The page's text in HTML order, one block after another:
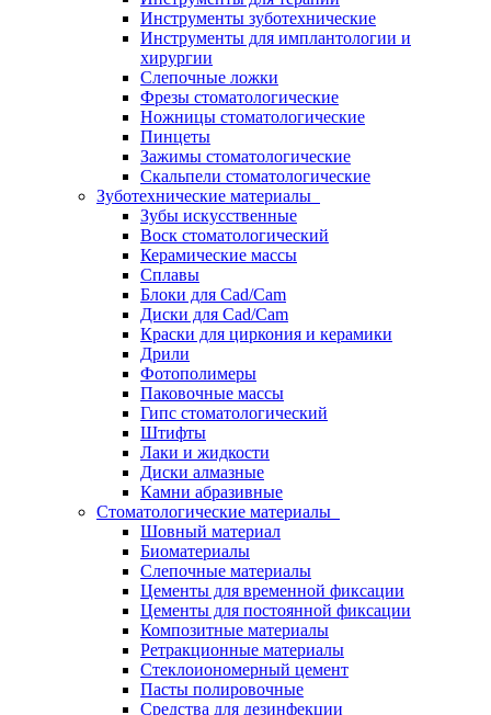
Инструменты зуботехнические
Инструменты для имплантологии и
хирургии
Слепочные ложки
Фрезы стоматологические
Ножницы стоматологические
Пинцеты
Зажимы стоматологические
Скальпели стоматологические
Зуботехнические материалы
Зубы искусственные
Воск стоматологический
Керамические массы
Сплавы
Блоки для Cad/Cam
Диски для Cad/Cam
Краски для циркония и керамики
Дрили
Фотополимеры
Паковочные массы
Гипс стоматологический
Штифты
Лаки и жидкости
Диски алмазные
Камни абразивные
Стоматологические материалы
Шовный материал
Биоматериалы
Слепочные материалы
Цементы для временной фиксации
Цементы для постоянной фиксации
Композитные материалы
Ретракционные материалы
Стеклоиономерный цемент
Пасты полировочные
Средства для дезинфекции